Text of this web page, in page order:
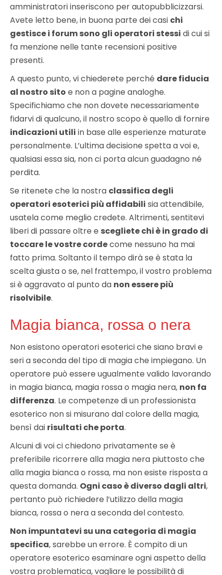
amministratori inseriscono per autopubblicizzarsi.
Avete letto bene, in buona parte dei casi chi
gestisce i forum sono gli operatori stessi di cui si
fa menzione nelle tante recensioni positive
presenti.
A questo punto, vi chiederete perché dare fiducia
al nostro sito e non a pagine analoghe.
Specifichiamo che non dovete necessariamente
fidarvi di qualcuno, il nostro scopo è quello di fornire
indicazioni utili in base alle esperienze maturate
personalmente. L’ultima decisione spetta a voi e,
qualsiasi essa sia, non ci porta alcun guadagno né
perdita.
Se ritenete che la nostra classifica degli
operatori esoterici più affidabili sia attendibile,
usatela come meglio credete. Altrimenti, sentitevi
liberi di passare oltre e scegliete chi è in grado di
toccare le vostre cordecome nessuno ha mai
fatto prima. Soltanto il tempo dirà se è stata la
scelta giusta o se, nel frattempo, il vostro problema
si è aggravato al punto da non essere più
risolvibile.
Magia bianca, rossa o nera
Non esistono operatori esoterici che siano bravi e
seri a seconda del tipo di magia che impiegano. Un
operatore può essere ugualmente valido lavorando
in magia bianca, magia rossa o magia nera, non fa
differenza. Le competenze di un professionista
esoterico non si misurano dal colore della magia,
bensì dai risultati che porta.
Alcuni di voi ci chiedono privatamente se è
preferibile ricorrere alla magia nera piuttosto che
alla magia bianca o rossa, ma non esiste risposta a
questa domanda. Ogni caso è diverso dagli altri,
pertanto può richiedere l’utilizzo della magia
bianca, rossa o nera a seconda del contesto.
Non impuntatevi su una categoria di magia
specifica, sarebbe un errore. È compito di un
operatore esoterico esaminare ogni aspetto della
vostra problematica, vagliare le possibilità di